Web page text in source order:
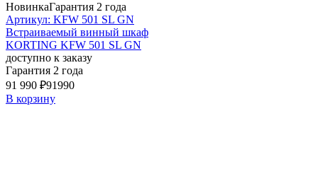
НовинкаГарантия 2 года
Артикул: KFW 501 SL GN
Встраиваемый винный шкаф
KORTING KFW 501 SL GN
доступно к заказу
Гарантия 2 года
91 990 ₽91990
В корзину